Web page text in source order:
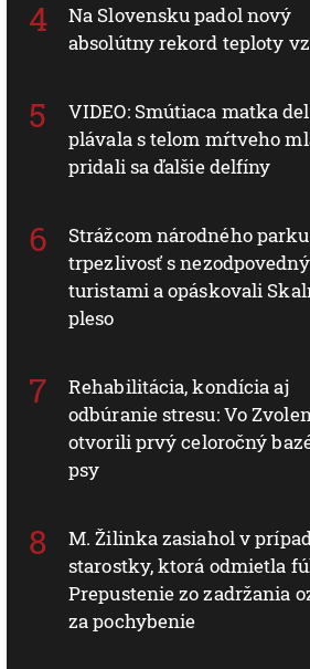
Na Slovensku padol nový
absolútny rekord teploty
VIDEO: Smútiaca matka
plávala s telom mŕtveho
pridali sa ďalšie delfíny
Strážcom národného
trpezlivosť s
turistami a opáskovali
pleso
Rehabilitácia, kondícia aj
odbúranie stresu: Vo
otvorili prvý celoročný
psy
M. Žilinka zasiahol v
starostky, ktorá odmietla
Prepustenie zo zadržania
za pochybenie